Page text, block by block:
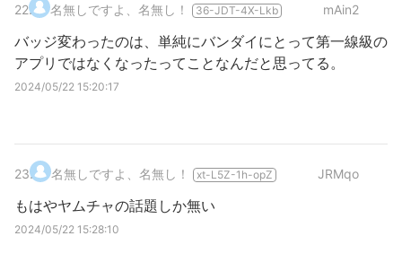
22. 名無しですよ、名無し！ 36-JDT-4X-Lkb mAin2
バッジ変わったのは、単純にバンダイにとって第一線級の
アプリではなくなったってことなんだと思ってる。
2024/05/22 15:20:17
23. 名無しですよ、名無し！ xt-L5Z-1h-opZ JRMqo
もはやヤムチャの話題しか無い
2024/05/22 15:28:10